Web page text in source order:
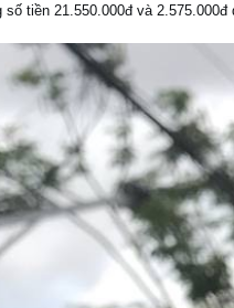
tiền 21.550.000đ và